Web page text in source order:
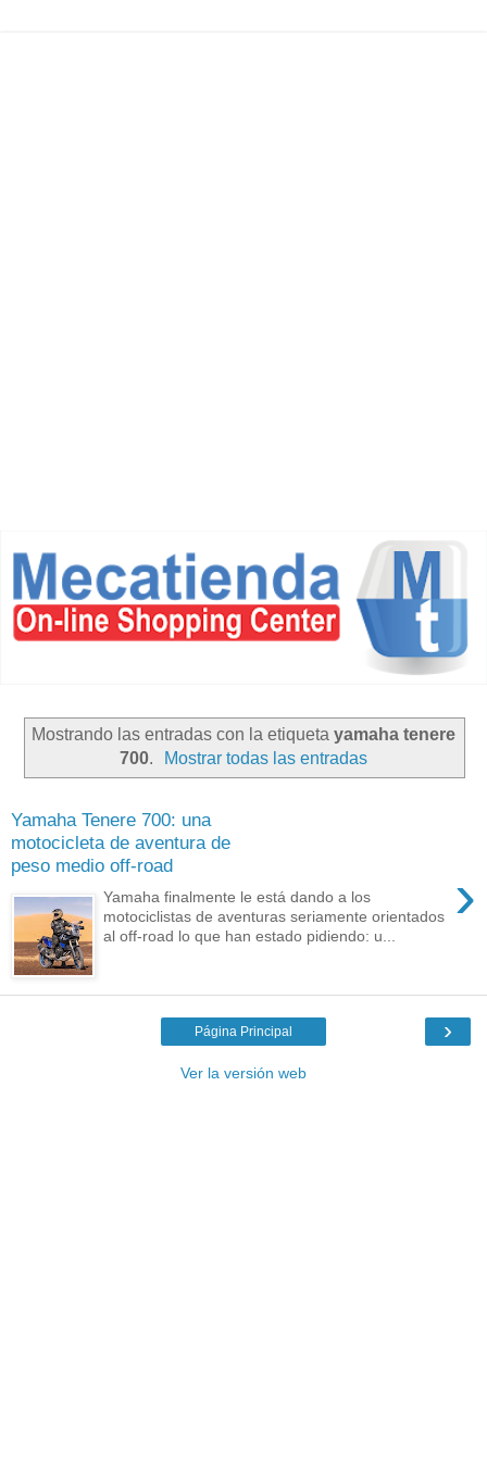
Mostrando las entradas con la etiqueta yamaha tenere
700. Mostrar todas las entradas
Yamaha Tenere 700: una
motocicleta de aventura de
peso medio off-road
›
Yamaha finalmente le está dando a los
motociclistas de aventuras seriamente orientados
al off-road lo que han estado pidiendo: u...
›
Página Principal
Ver la versión web